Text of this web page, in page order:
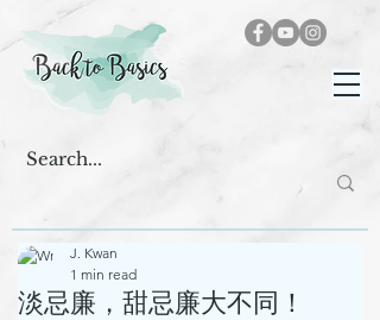
淡忌廉，甜忌廉大不同！
J. Kwan
1 min read